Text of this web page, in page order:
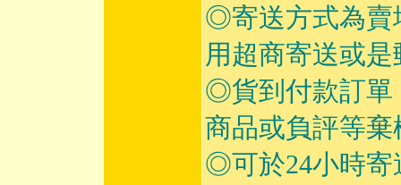
◎寄送方式為賣
用超商寄送或
◎貨到付款訂單
商品或負評等
◎可於24小時寄